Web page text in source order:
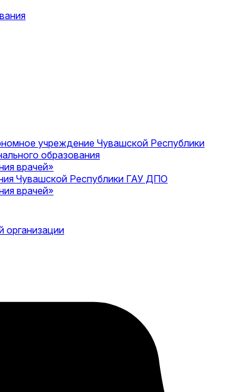
учреждение Чувашской Республики
образования
врачей»
Чувашской Республики ГАУ ДПО
врачей»
организации